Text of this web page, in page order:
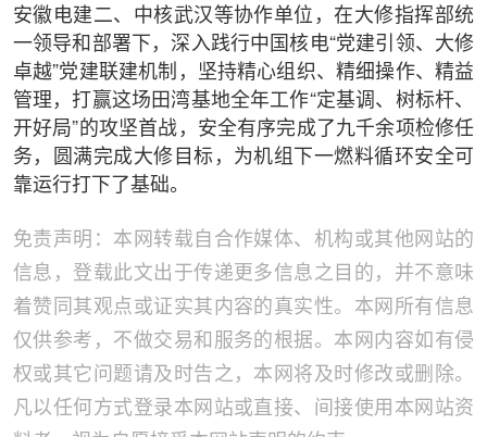
安徽电建二、中核武汉等协作单位，在大修指挥部统
一领导和部署下，深入践行中国核电“党建引领、大修
卓越”党建联建机制，坚持精心组织、精细操作、精益
管理，打赢这场田湾基地全年工作“定基调、树标杆、
开好局”的攻坚首战，安全有序完成了九千余项检修任
务，圆满完成大修目标，为机组下一燃料循环安全可
靠运行打下了基础。
免责声明：本网转载自合作媒体、机构或其他网站的
信息，登载此文出于传递更多信息之目的，并不意味
着赞同其观点或证实其内容的真实性。本网所有信息
仅供参考，不做交易和服务的根据。本网内容如有侵
权或其它问题请及时告之，本网将及时修改或删除。
凡以任何方式登录本网站或直接、间接使用本网站资